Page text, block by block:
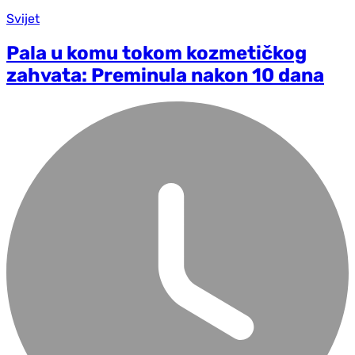
Svijet
Pala u komu tokom kozmetičkog
zahvata: Preminula nakon 10 dana